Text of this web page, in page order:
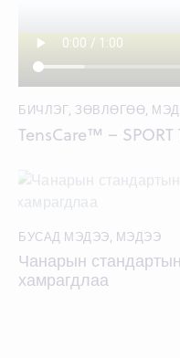
БИЧЛЭГ, ЗӨВЛӨГӨӨ,
TensCare™ – SPORT
БУСАД МЭДЭЭ МЭДЭЭ
Чанарын
хамрагдлаа